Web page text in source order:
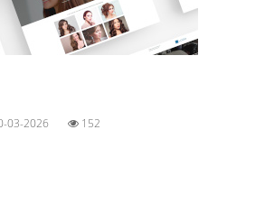
03-2026 152